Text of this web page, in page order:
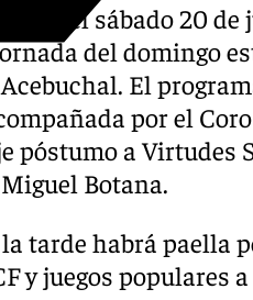
el sábado 20
del domingo
El
por el
póstumo a Virtudes
Botana.
la tarde habrá paella
y juegos